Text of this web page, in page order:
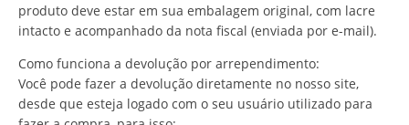
produto deve estar em sua embalagem original, com lacre
intacto e acompanhado da nota fiscal (enviada por e-mail).
Como funciona a devolução por arrependimento:
Você pode fazer a devolução diretamente no nosso site,
desde que esteja logado com o seu usuário utilizado para